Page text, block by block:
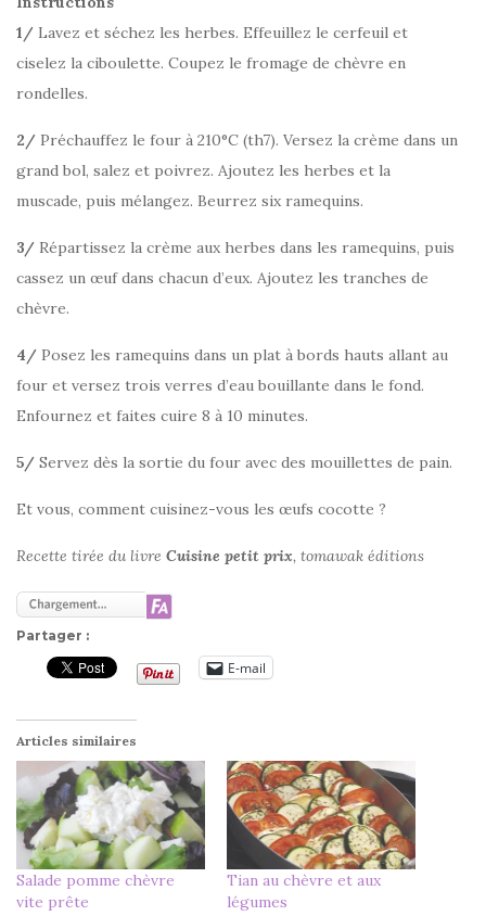
1/ Lavez et séchez les herbes. Effeuillez le cerfeuil et
ciselez la ciboulette. Coupez le fromage de chèvre en
rondelles.
2/ Préchauffez le four à 210°C (th7). Versez la crème dans un
grand bol, salez et poivrez. Ajoutez les herbes et la
muscade, puis mélangez. Beurrez six ramequins.
3/ Répartissez la crème aux herbes dans les ramequins, puis
cassez un œuf dans chacun d’eux. Ajoutez les tranches de
chèvre.
4/ Posez les ramequins dans un plat à bords hauts allant au
four et versez trois verres d’eau bouillante dans le fond.
Enfournez et faites cuire 8 à 10 minutes.
5/ Servez dès la sortie du four avec des mouillettes de pain.
Et vous, comment cuisinez-vous les œufs cocotte ?
Recette tirée du livre Cuisine petit prix, tomawak éditions
Partager :
E-mail
Articles similaires
Salade pomme chèvre
vite prête
Tian au chèvre et aux
légumes